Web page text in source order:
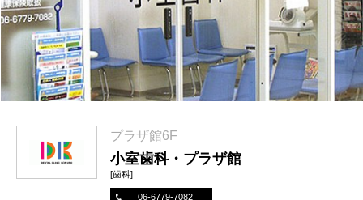
プラザ館6F
小室歯科・プラザ館
[歯科]
06-6779-7082